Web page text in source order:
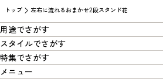
トップ 左右に流れるおまかせ2段スタンド花
用途でさがす
スタイルでさがす
特集でさがす
メニュー